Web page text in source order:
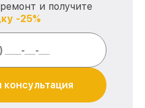
и получите
-25%
консультация